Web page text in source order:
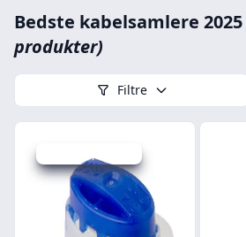
Bedste kabelsamlere 2025
produkter)
Filtre